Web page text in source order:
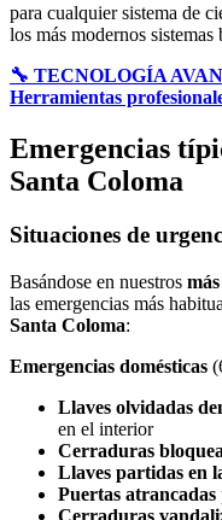
para cualquier sistema de
los más modernos
🔧 TECNOLOGÍA
Herramientas
Emergencias
Santa Coloma
Situaciones de
Basándose en nuestros
las emergencias más
Santa Coloma:
Emergencias domésticas
Llaves olvidadas
en el interior
Cerraduras
Llaves partidas en
Puertas atrancadas
Cerraduras